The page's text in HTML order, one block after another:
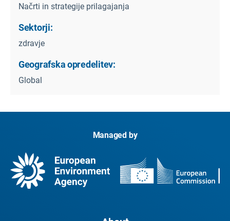
Načrti in strategije prilagajanja
Sektorji:
zdravje
Geografska opredelitev:
Global
Managed by